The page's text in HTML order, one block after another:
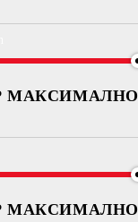
МАКСИМАЛНО
МАКСИМАЛНО